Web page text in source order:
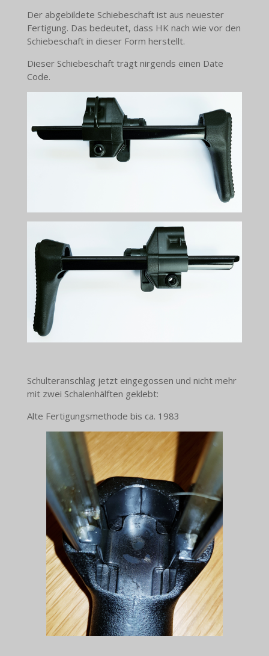
Der abgebildete Schiebeschaft ist aus neuester
Fertigung. Das bedeutet, dass HK nach wie vor den
Schiebeschaft in dieser Form herstellt.
Dieser Schiebeschaft trägt nirgends einen Date
Code.
Schulteranschlag jetzt eingegossen und nicht mehr
mit zwei Schalenhälften geklebt:
Alte Fertigungsmethode bis ca. 1983